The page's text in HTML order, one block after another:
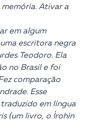
memória. Ativar a
em algum
escritora negra
Teodoro. Ela
no Brasil e foi
comparação
Esse
em língua
(um livro, o Ìrohìn